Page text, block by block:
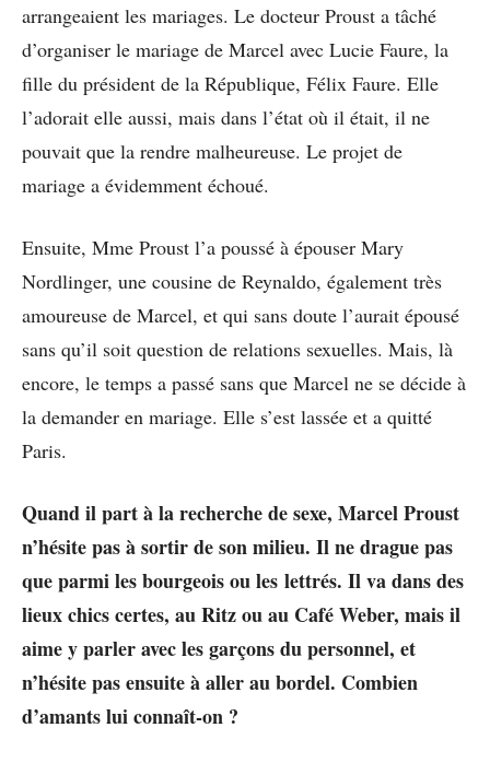
arrangeaient les mariages. Le docteur Proust a tâché
d’organiser le mariage de Marcel avec Lucie Faure, la
fille du président de la République, Félix Faure. Elle
l’adorait elle aussi, mais dans l’état où il était, il ne
pouvait que la rendre malheureuse. Le projet de
mariage a évidemment échoué.
Ensuite, Mme Proust l’a poussé à épouser Mary
Nordlinger, une cousine de Reynaldo, également très
amoureuse de Marcel, et qui sans doute l’aurait épousé
sans qu’il soit question de relations sexuelles. Mais, là
encore, le temps a passé sans que Marcel ne se décide à
la demander en mariage. Elle s’est lassée et a quitté
Paris.
Quand il part à la recherche de sexe, Marcel Proust
n’hésite pas à sortir de son milieu. Il ne drague pas
que parmi les bourgeois ou les lettrés. Il va dans des
lieux chics certes, au Ritz ou au Café Weber, mais il
aime y parler avec les garçons du personnel, et
n’hésite pas ensuite à aller au bordel. Combien
d’amants lui connaît-on ?